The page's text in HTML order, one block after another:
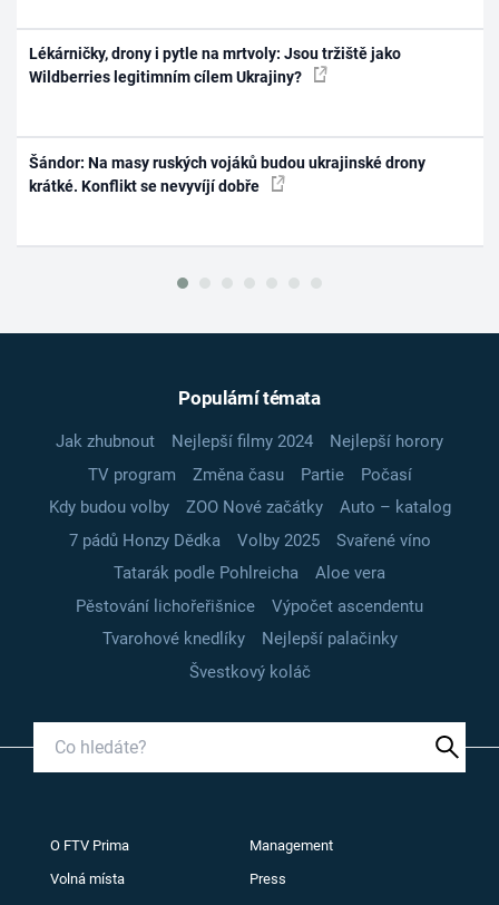
Lékárničky, drony i pytle na mrtvoly: Jsou tržiště jako
Wildberries legitimním cílem Ukrajiny?
Šándor: Na masy ruských vojáků budou ukrajinské drony
krátké. Konflikt se nevyvíjí dobře
Populární témata
Jak zhubnout Nejlepší filmy 2024
Nejlepší horory
TV program
Změna času Partie
Počasí
Kdy budou volby
ZOO Nové začátky
Auto – katalog
7 pádů Honzy Dědka
Volby 2025
Svařené víno
Tatarák podle Pohlreicha
Aloe vera
Pěstování lichořeřišnice
Výpočet ascendentu
Tvarohové knedlíky
Nejlepší palačinky
Švestkový koláč
O FTV Prima Management
Volná místa Press